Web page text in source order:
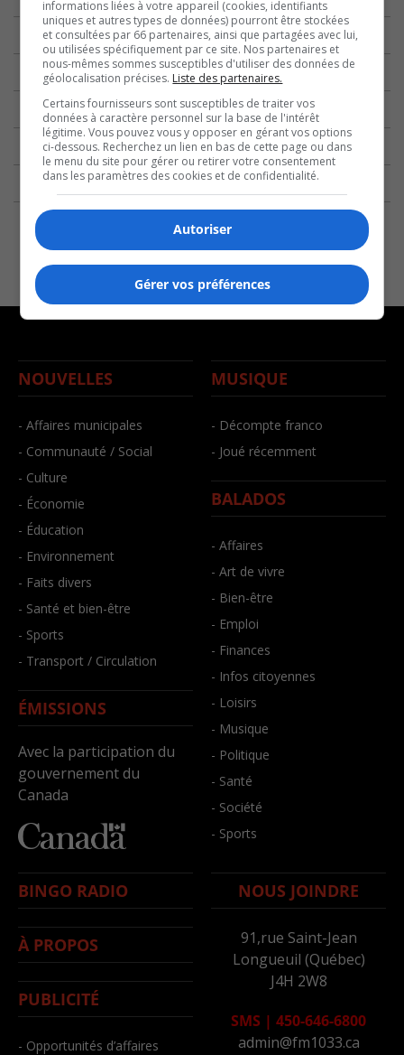
NOUVELLES
- Affaires municipales
- Communauté / Social
- Culture
- Économie
- Éducation
- Environnement
- Faits divers
- Santé et bien-être
- Sports
- Transport / Circulation
ÉMISSIONS
Avec la participation du
gouvernement du
Canada
MUSIQUE
- Décompte franco
- Joué récemment
BALADOS
- Affaires
- Art de vivre
- Bien-être
- Emploi
- Finances
- Infos citoyennes
- Loisirs
- Musique
- Politique
- Santé
- Société
- Sports
BINGO RADIO
À PROPOS
PUBLICITÉ
- Opportunités d’affaires
NOUS JOINDRE
91,rue Saint-Jean
Longueuil (Québec)
J4H 2W8
SMS | 450-646-6800
admin@fm1033.ca
informations liées à votre appareil (cookies, identifiants
uniques et autres types de données) pourront être stockées
et consultées par 66 partenaires, ainsi que partagées avec lui,
ou utilisées spécifiquement par ce site. Nos partenaires et
nous-mêmes sommes susceptibles d'utiliser des données de
géolocalisation précises. Liste des partenaires.
Certains fournisseurs sont susceptibles de traiter vos
données à caractère personnel sur la base de l'intérêt
légitime. Vous pouvez vous y opposer en gérant vos options
ci-dessous. Recherchez un lien en bas de cette page ou dans
le menu du site pour gérer ou retirer votre consentement
dans les paramètres des cookies et de confidentialité.
Autoriser
Gérer vos préférences